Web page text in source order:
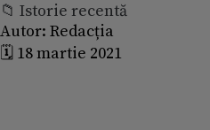
📁 Istorie recentă
Autor: Redacția
🗓️ 18 martie 2021